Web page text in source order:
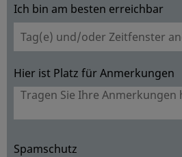
Ich bin am besten erreichbar
Hier ist Platz für Anmerkungen
Spamschutz